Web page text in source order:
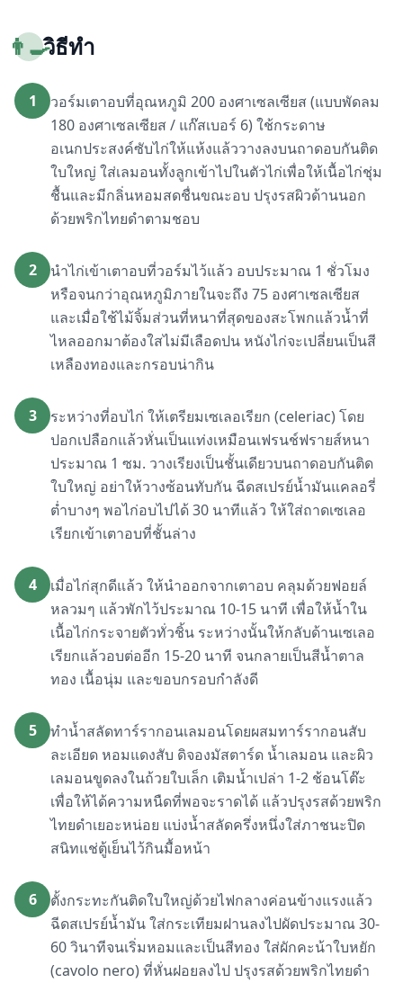
👨‍🍳วิธีทำ
1
วอร์มเตาอบที่อุณหภูมิ 200 องศาเซลเซียส (แบบพัดลม
180 องศาเซลเซียส / แก๊สเบอร์ 6) ใช้กระดาษ
อเนกประสงค์ซับไก่ให้แห้งแล้ววางลงบนถาดอบกันติด
ใบใหญ่ ใส่เลมอนทั้งลูกเข้าไปในตัวไก่เพื่อให้เนื้อไก่ชุ่ม
ชื้นและมีกลิ่นหอมสดชื่นขณะอบ ปรุงรสผิวด้านนอก
ด้วยพริกไทยดำตามชอบ
2
นำไก่เข้าเตาอบที่วอร์มไว้แล้ว อบประมาณ 1 ชั่วโมง
หรือจนกว่าอุณหภูมิภายในจะถึง 75 องศาเซลเซียส
และเมื่อใช้ไม้จิ้มส่วนที่หนาที่สุดของสะโพกแล้วน้ำที่
ไหลออกมาต้องใสไม่มีเลือดปน หนังไก่จะเปลี่ยนเป็นสี
เหลืองทองและกรอบน่ากิน
3
ระหว่างที่อบไก่ ให้เตรียมเซเลอเรียก (celeriac) โดย
ปอกเปลือกแล้วหั่นเป็นแท่งเหมือนเฟรนช์ฟรายส์หนา
ประมาณ 1 ซม. วางเรียงเป็นชั้นเดียวบนถาดอบกันติด
ใบใหญ่ อย่าให้วางซ้อนทับกัน ฉีดสเปรย์น้ำมันแคลอรี่
ต่ำบางๆ พอไก่อบไปได้ 30 นาทีแล้ว ให้ใส่ถาดเซเลอ
เรียกเข้าเตาอบที่ชั้นล่าง
4
เมื่อไก่สุกดีแล้ว ให้นำออกจากเตาอบ คลุมด้วยฟอยล์
หลวมๆ แล้วพักไว้ประมาณ 10-15 นาที เพื่อให้น้ำใน
เนื้อไก่กระจายตัวทั่วชิ้น ระหว่างนั้นให้กลับด้านเซเลอ
เรียกแล้วอบต่ออีก 15-20 นาที จนกลายเป็นสีน้ำตาล
ทอง เนื้อนุ่ม และขอบกรอบกำลังดี
5
ทำน้ำสลัดทาร์รากอนเลมอนโดยผสมทาร์รากอนสับ
ละเอียด หอมแดงสับ ดิจองมัสตาร์ด น้ำเลมอน และผิว
เลมอนขูดลงในถ้วยใบเล็ก เติมน้ำเปล่า 1-2 ช้อนโต๊ะ
เพื่อให้ได้ความหนืดที่พอจะราดได้ แล้วปรุงรสด้วยพริก
ไทยดำเยอะหน่อย แบ่งน้ำสลัดครึ่งหนึ่งใส่ภาชนะปิด
สนิทแช่ตู้เย็นไว้กินมื้อหน้า
6
ตั้งกระทะกันติดใบใหญ่ด้วยไฟกลางค่อนข้างแรงแล้ว
ฉีดสเปรย์น้ำมัน ใส่กระเทียมฝานลงไปผัดประมาณ 30-
60 วินาทีจนเริ่มหอมและเป็นสีทอง ใส่ผักคะน้าใบหยัก
(cavolo nero) ที่หั่นฝอยลงไป ปรุงรสด้วยพริกไทยดำ